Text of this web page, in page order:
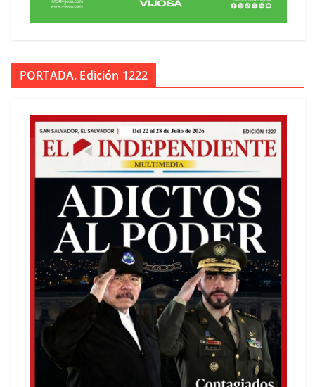
PORTADA. Edición 1222